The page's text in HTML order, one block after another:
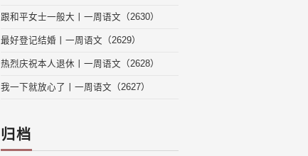
跟和平女士一般大丨一周语文（2630）
最好登记结婚丨一周语文（2629）
热烈庆祝本人退休丨一周语文（2628）
我一下就放心了丨一周语文（2627）
归档